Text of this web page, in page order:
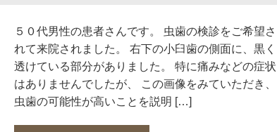
５０代男性の患者さんです。 虫歯の検診をご希望さ
れて来院されました。 右下の小臼歯の側面に、黒く
透けている部分がありました。 特に痛みなどの症状
はありませんでしたが、 この画像をみていただき、
虫歯の可能性が高いことを説明 […]